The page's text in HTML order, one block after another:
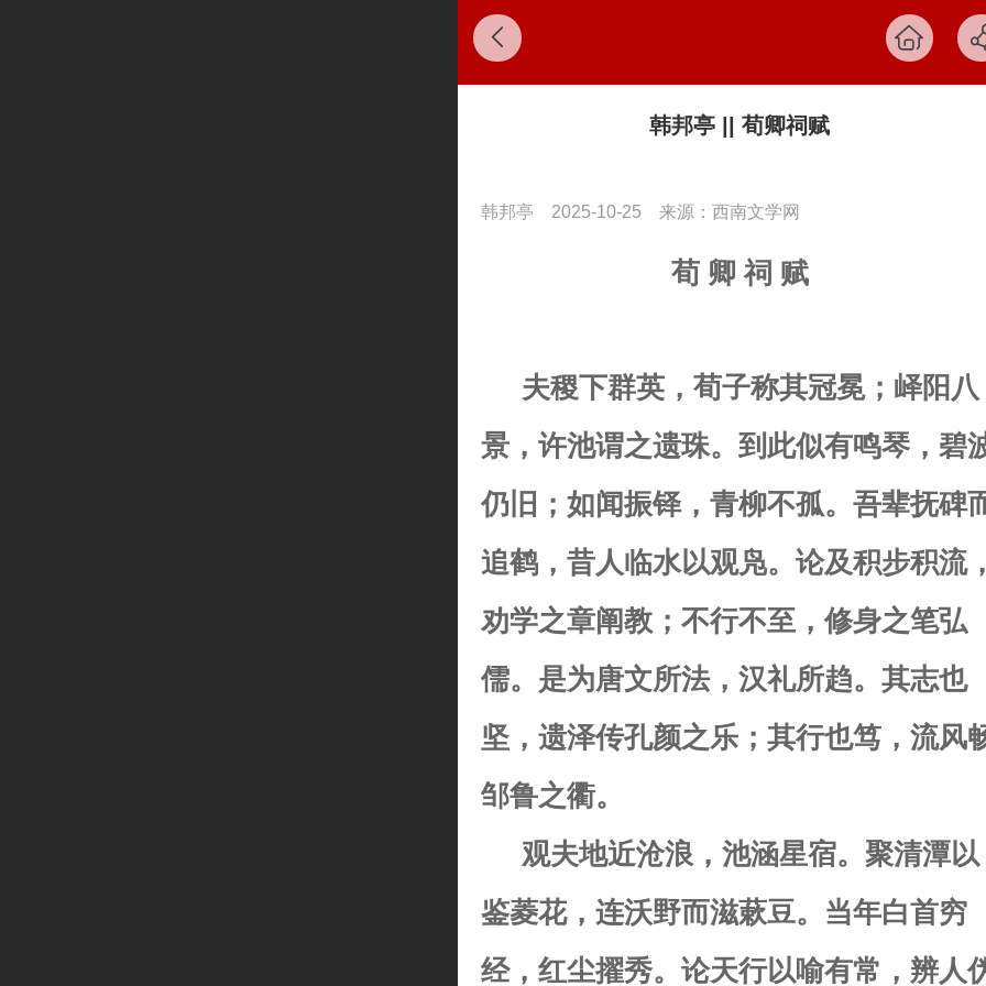
韩邦亭 || 荀卿祠赋
韩邦亭 2025-10-25 来源：西南文学网
荀 卿 祠 赋
夫稷下群英，荀子称其冠冕；峄阳八
景，许池谓之遗珠。到此似有鸣琴，碧
仍旧；如闻振铎，青柳不孤。吾辈抚碑
追鹤，昔人临水以观凫。论及积步积流
劝学之章阐教；不行不至，修身之笔弘
儒。是为唐文所法，汉礼所趋。其志也
坚，遗泽传孔颜之乐；其行也笃，流风
邹鲁之衢。
观夫地近沧浪，池涵星宿。聚清潭以
鉴菱花，连沃野而滋蔌豆。当年白首穷
经，红尘擢秀。论天行以喻有常，辨人